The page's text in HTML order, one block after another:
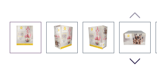
Bildergalerie überspringen